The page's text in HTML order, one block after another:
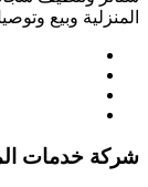
المنزلية وبيع
شركة خدمات